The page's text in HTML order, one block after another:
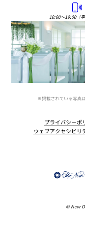
10:00〜19:00（
※掲載されている写真
プライバシーポ
ウェブアクセシビリ
© New